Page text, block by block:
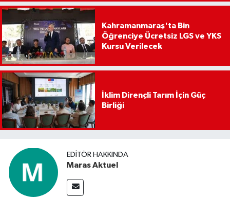
Kahramanmaraş'ta Bin
Öğrenciye Ücretsiz LGS ve YKS
Kursu Verilecek
İklim Dirençli Tarım İçin Güç
Birliği
EDITÖR HAKKINDA
Maras Aktuel